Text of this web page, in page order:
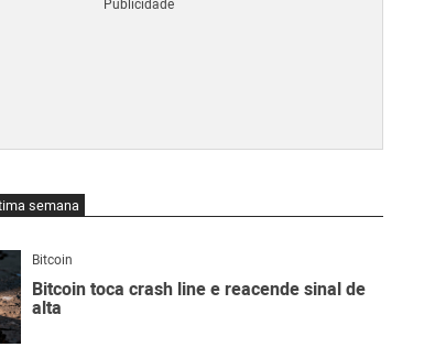
semana
Bitcoin
Bitcoin toca crash line e reacende sinal de
alta